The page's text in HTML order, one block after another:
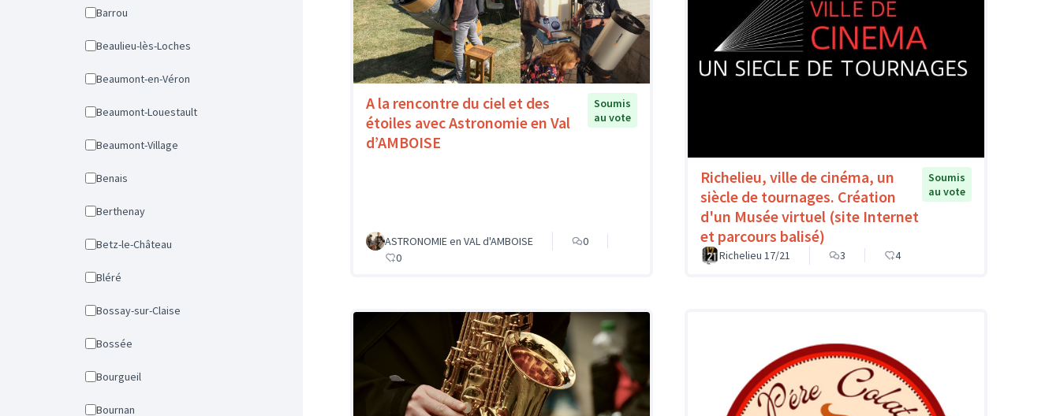
Barrou
Beaulieu-lès-Loches
Beaumont-en-Véron
Beaumont-Louestault
Beaumont-Village
Benais
Berthenay
Betz-le-Château
Bléré
Bossay-sur-Claise
Bossée
Bourgueil
Bournan
A la rencontre du ciel et des
étoiles avec Astronomie en Val
d’AMBOISE
Soumis
au vote
ASTRONOMIE en VAL d'AMBOISE
0
0
Richelieu, ville de cinéma, un
siècle de tournages. Création
d'un Musée virtuel (site Internet
et parcours balisé)
Soumis
au vote
Richelieu 17/21 3 4